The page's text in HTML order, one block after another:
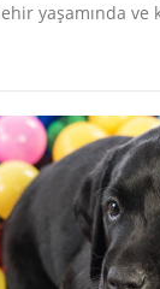
yaşamında ve